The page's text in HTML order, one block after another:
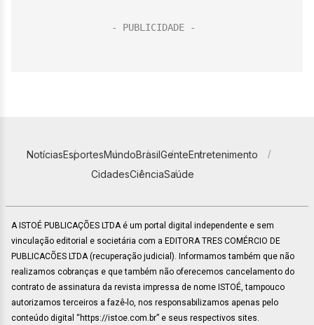
NotíciasEsportesMundoBrasilGenteEntretenimento
CidadesCiênciaSaúde
A ISTOÉ PUBLICAÇÕES LTDA é um portal digital independente e sem
vinculação editorial e societária com a EDITORA TRES COMÉRCIO DE
PUBLICACÕES LTDA (recuperação judicial). Informamos também que não
realizamos cobranças e que também não oferecemos cancelamento do
contrato de assinatura da revista impressa de nome ISTOÉ, tampouco
autorizamos terceiros a fazê-lo, nos responsabilizamos apenas pelo
conteúdo digital “https://istoe.com.br” e seus respectivos sites.